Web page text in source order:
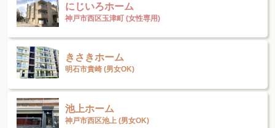
にじいろホーム
神戸市西区玉津町 (女性専用)
きさきホーム
明石市貴崎 (男女OK)
池上ホーム
神戸市西区池上 (男女OK)